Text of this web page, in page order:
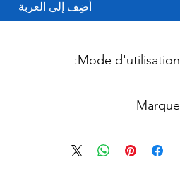
أضِف إلى العربة
Mode d'utilisation:
shampooing dilué à l’eau ;
puis appliquer l’Après-shampooing Orion.
Marque